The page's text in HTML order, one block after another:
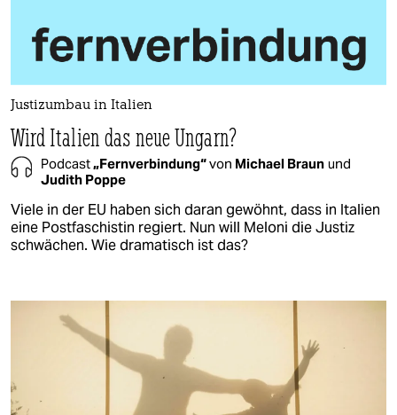
Justizumbau in Italien
Wird Italien das neue Ungarn?
Podcast„Fernverbindung“von Michael Braun und
Judith Poppe
Viele in der EU haben sich daran gewöhnt, dass in Italien
eine Postfaschistin regiert. Nun will Meloni die Justiz
schwächen. Wie dramatisch ist das?